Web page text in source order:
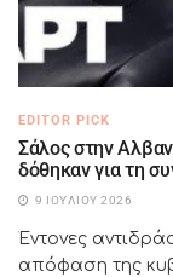
EDITOR PICK
Σάλος στην
δόθηκαν για τη
9 ΙΟΥΛΊΟΥ 2026
Έντονες
απόφαση της